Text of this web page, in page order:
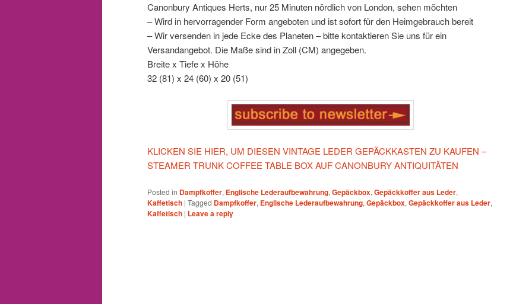
Canonbury Antiques Herts, nur 25 Minuten nördlich von London, sehen möchten
– Wird in hervorragender Form angeboten und ist sofort für den Heimgebrauch bereit
– Wir versenden in jede Ecke des Planeten – bitte kontaktieren Sie uns für ein
Versandangebot. Die Maße sind in Zoll (CM) angegeben.
Breite x Tiefe x Höhe
32 (81) x 24 (60) x 20 (51)
KLICKEN SIE HIER, UM DIESEN VINTAGE LEDER GEPÄCKKASTEN ZU KAUFEN –
STEAMER TRUNK COFFEE TABLE BOX AUF CANONBURY ANTIQUITÄTEN
Posted in Dampfkoffer, Englische Lederaufbewahrung, Gepäckbox, Gepäckkoffer aus Leder,
Kaffetisch | Tagged Dampfkoffer, Englische Lederaufbewahrung, Gepäckbox, Gepäckkoffer aus Leder,
Kaffetisch | Leave a reply